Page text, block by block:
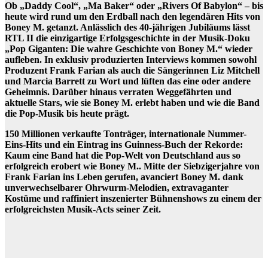
Ob „Daddy Cool“, „Ma Baker“ oder „Rivers Of Babylon“ – bis
heute wird rund um den Erdball nach den legendären Hits von
Boney M. getanzt. Anlässlich des 40-jährigen Jubiläums lässt
RTL II die einzigartige Erfolgsgeschichte in der Musik-Doku
„Pop Giganten: Die wahre Geschichte von Boney M.“ wieder
aufleben. In exklusiv produzierten Interviews kommen sowohl
Produzent Frank Farian als auch die Sängerinnen Liz Mitchell
und Marcia Barrett zu Wort und lüften das eine oder andere
Geheimnis. Darüber hinaus verraten Weggefährten und
aktuelle Stars, wie sie Boney M. erlebt haben und wie die Band
die Pop-Musik bis heute prägt.
150 Millionen verkaufte Tonträger, internationale Nummer-
Eins-Hits und ein Eintrag ins Guinness-Buch der Rekorde:
Kaum eine Band hat die Pop-Welt von Deutschland aus so
erfolgreich erobert wie Boney M.. Mitte der Siebzigerjahre von
Frank Farian ins Leben gerufen, avanciert Boney M. dank
unverwechselbarer Ohrwurm-Melodien, extravaganter
Kostüme und raffiniert inszenierter Bühnenshows zu einem der
erfolgreichsten Musik-Acts seiner Zeit.